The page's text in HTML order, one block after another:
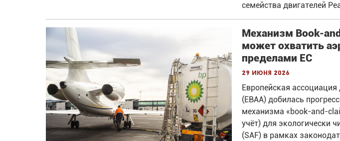
семейства двигателей
Механизм Book-
может охватить
пределами ЕС
29 июня 2026
Европейская
(EBAA) добилась
механизма «book-and-
учёт) для экологически
(SAF) в рамках